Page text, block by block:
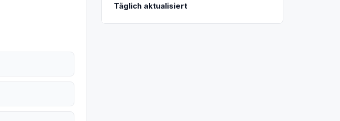
Täglich aktualisiert